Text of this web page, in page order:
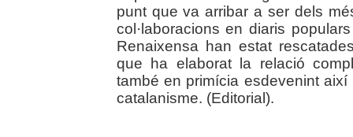
punt que va arribar a ser dels
col·laboracions en diaris
Renaixensa han estat
que ha elaborat la relació
també en primícia esdevenint
catalanisme. (Editorial).